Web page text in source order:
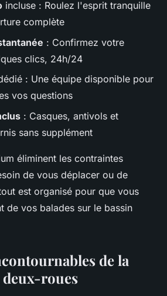
incluse : Roulez l'esprit tranquille
complète
: Confirmez votre
clics, 24h/24
: Une équipe disponible pour
vos questions
: Casques, antivols et
sans supplément
éliminent les contraintes
de vous déplacer ou de
est organisé pour que vous
de vos balades sur le bassin
de la
roues